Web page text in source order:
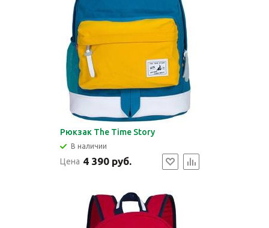
Рюкзак The Time Story
В наличии
Цена 4 390 руб.